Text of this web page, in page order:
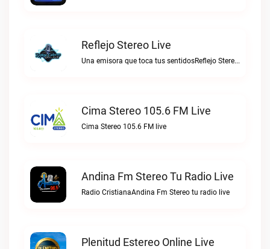
Reflejo Stereo Live
Una emisora que toca tus sentidosReflejo Stereo live
Cima Stereo 105.6 FM Live
Cima Stereo 105.6 FM live
Andina Fm Stereo Tu Radio Live
Radio CristianaAndina Fm Stereo tu radio live
Plenitud Estereo Online Live